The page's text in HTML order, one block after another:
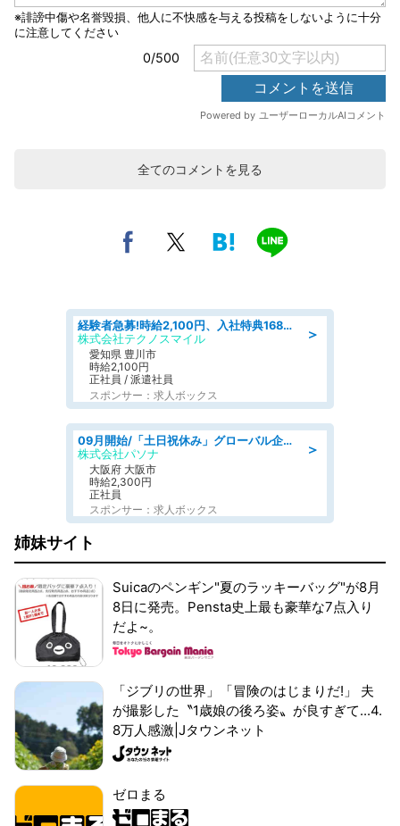
全てのコメントを見る
＞
経験者急募!時給2,100円、入社特典168万円の自動車製造業務/トヨタ自動車/tutumi
株式会社テクノスマイル
愛知県 豊川市
時給2,100円
正社員 / 派遣社員
スポンサー：求人ボックス
＞
09月開始/「土日祝休み」グローバル企業での産業保健のお仕事/保健師/高時給/残業なし/服装自由
株式会社パソナ
大阪府 大阪市
時給2,300円
正社員
スポンサー：求人ボックス
姉妹サイト
Suicaのペンギン"夏のラッキーバッグ"が8月
8日に発売。Pensta史上最も豪華な7点入り
だよ~。
「ジブリの世界」「冒険のはじまりだ!」 夫
が撮影した〝1歳娘の後ろ姿〟が良すぎて...4.
8万人感激|Jタウンネット
ゼロまる